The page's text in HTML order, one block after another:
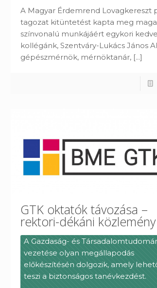
A Magyar Érdemrend Lovagkereszt
tagozat kitüntetést kapta meg
színvonalú munkájáért egykori
kollégánk, Szentváry-Lukács János
gépészmérnök, mérnöktanár, [...]
GTK oktatók távozása –
rektori-dékáni közlemény
A Gazdaság- és
vezetése olyan megállapodás
előkészítésén dolgozik, amely
teszi a biztonságos tanévkezdést.